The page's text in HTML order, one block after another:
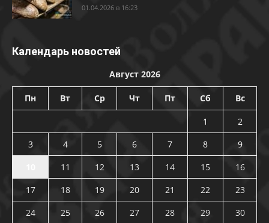
01.04.2026 в 16:23
Календарь новостей
Август 2026
Пн Вт Ср Чт Пт Сб Вс
1
2
3
4 5 6 7 8
9
11 12 13 14 15
16
17
18 19 20 21 22
23
24
25 26 27 28 29
30